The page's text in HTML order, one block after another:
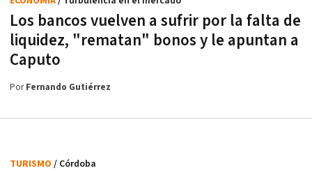
Los bancos vuelven a sufrir por la falta de
liquidez, "rematan" bonos y le apuntan a
Caputo
PorFernando Gutiérrez
TURISMO / Córdoba